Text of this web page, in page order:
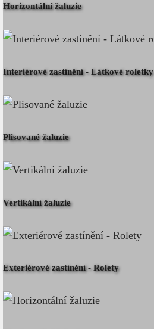
Horizontální žaluzie
Interiérové zastínění - Látkové roletky
Plisované žaluzie
Vertikální žaluzie
Exteriérové zastínění - Rolety